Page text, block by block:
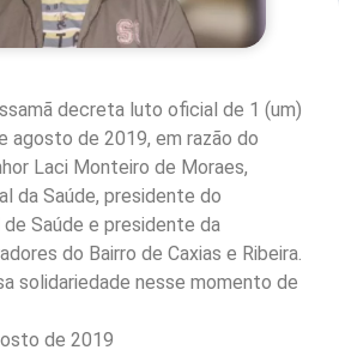
decreta luto oficial de 1 (um)
agosto de 2019, em razão do
Laci Monteiro de Moraes,
da Saúde, presidente do
Saúde e presidente da
do Bairro de Caxias e Ribeira.
solidariedade nesse momento de
de 2019